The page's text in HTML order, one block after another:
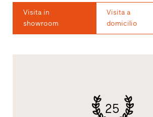
Collegamenti
rapidi
Visita in
showroom
Visita a
domicilio
25